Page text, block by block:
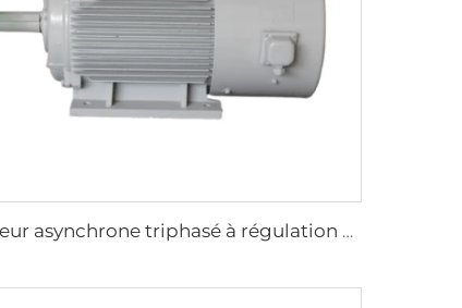
Moteur asynchrone triphasé à régulation de vitesse par fréquence variable de la série YP